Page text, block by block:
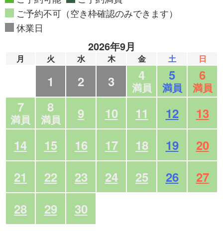
ご予約不可（空き枠確認のみできます）
休業日
2026年9月
月 火 水 木 金 土 日
1 2 3 4
満員
5
満員
6
満員
7
満員
8
満員 9 10 11 12
13
14
15 16 17 18 19
20
21
22 23 24 25 26
27
28
29 30